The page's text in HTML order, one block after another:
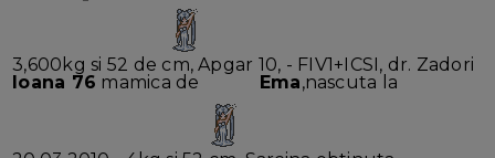
3,600kg si 52 de cm, Apgar 10, - FIV1+ICSI, dr. Zadori
Ioana 76 mamica de Ema,nascuta la